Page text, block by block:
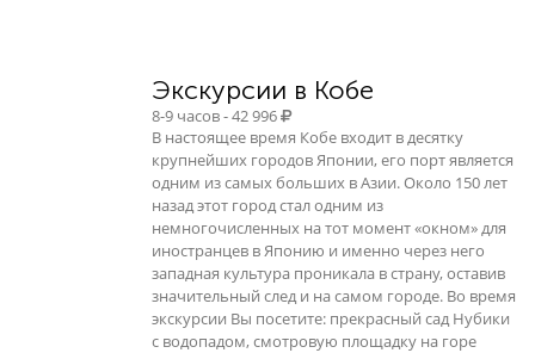
Экскурсии в Кобе
8-9 часов - 42 996
В настоящее время Кобе входит в десятку
крупнейших городов Японии, его порт является
одним из самых больших в Азии. Около 150 лет
назад этот город стал одним из
немногочисленных на тот момент «окном» для
иностранцев в Японию и именно через него
западная культура проникала в страну, оставив
значительный след и на самом городе. Во время
экскурсии Вы посетите: прекрасный сад Нубики
с водопадом, смотровую площадку на горе